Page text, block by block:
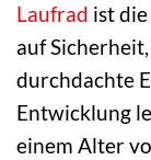
Laufrad ist
auf
durchdachte
Entwicklung
einem Alter